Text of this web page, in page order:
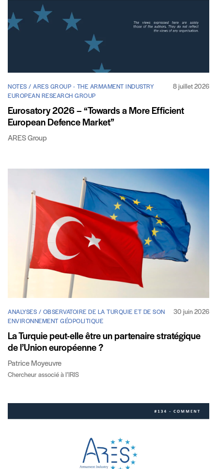
NOTES / ARES GROUP - THE ARMAMENT INDUSTRY
EUROPEAN RESEARCH GROUP
8 juillet 2026
Eurosatory 2026 – “Towards a More Efficient
European Defence Market”
ARES Group
ANALYSES / OBSERVATOIRE DE LA TURQUIE ET DE SON
ENVIRONNEMENT GÉOPOLITIQUE
30 juin 2026
La Turquie peut-elle être un partenaire stratégique
de l’Union européenne ?
Patrice Moyeuvre
Chercheur associé à l’IRIS